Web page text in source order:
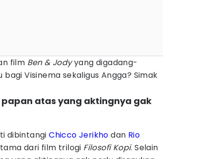
film Ben & Jodyyang digadang-
Visinema sekaligus Angga? Simak
papan atas yang aktingnya gak
dibintangiChicco Jerikho dan Rio
dari film trilogi Filosofi Kopi. Selain